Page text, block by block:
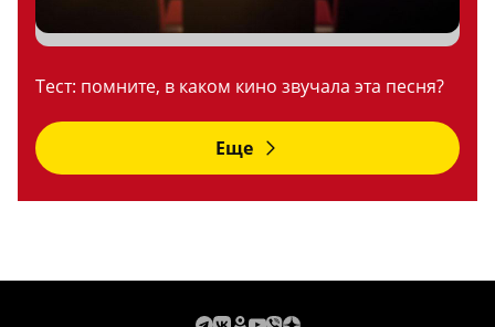
Тест: помните, в каком кино звучала эта песня?
Еще